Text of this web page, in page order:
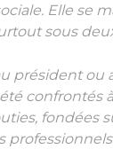
Elle se
sous
président ou
confrontés
fondées